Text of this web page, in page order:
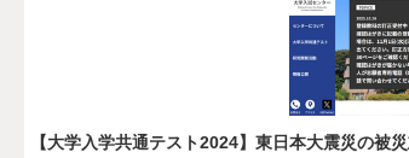
【大学入学共通テスト2024】東日本大震災の被